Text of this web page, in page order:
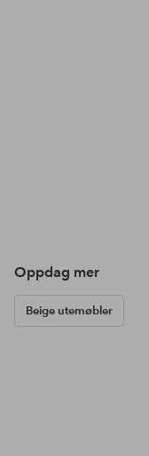
Oppdag mer
Beige utemøbler